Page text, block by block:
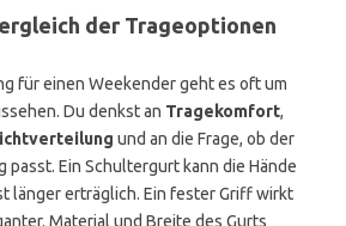
der Trageoptionen
für einen Weekender geht es oft um
Du denkst an Tragekomfort,
und an die Frage, ob der
passt. Ein Schultergurt kann die Hände
länger erträglich. Ein fester Griff wirkt
Material und Breite des Gurts